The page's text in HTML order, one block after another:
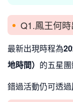
Q1.鳳王何時
最新出現時程為
地時間） 的五星團
錯過活動仍可透過